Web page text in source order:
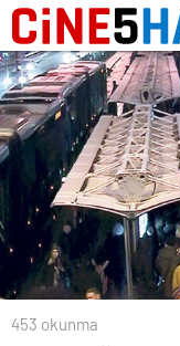
453 okunma